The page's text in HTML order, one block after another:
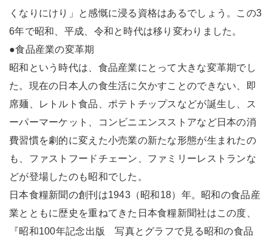
くなりにけり」と感慨に浸る資格はあるでしょう。この3
6年で昭和、平成、令和と時代は移り変わりました。
●食品産業の変革期
昭和という時代は、食品産業にとって大きな変革期でし
た。現在の日本人の食生活に欠かすことのできない、即
席麺、レトルト食品、ポテトチップスなどが誕生し、ス
ーパーマーケット、コンビニエンスストアなど日本の消
費習慣を劇的に変えた小売業の新たな形態が生まれたの
も、ファストフードチェーン、ファミリーレストランな
どが登場したのも昭和でした。
日本食糧新聞の創刊は1943（昭和18）年。昭和の食品産
業とともに歴史を重ねてきた日本食糧新聞社はこの度、
『昭和100年記念出版 写真とグラフで見る昭和の食品